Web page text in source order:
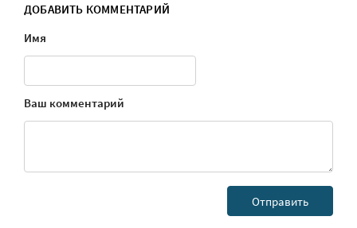
ДОБАВИТЬ КОММЕНТАРИЙ
Имя
Ваш комментарий